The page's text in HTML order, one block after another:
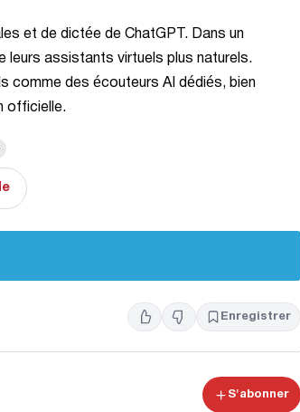
et de dictée de ChatGPT. Dans un
leurs assistants virtuels plus naturels.
comme des écouteurs AI dédiés, bien
officielle.
Enregistrer
S'abonner